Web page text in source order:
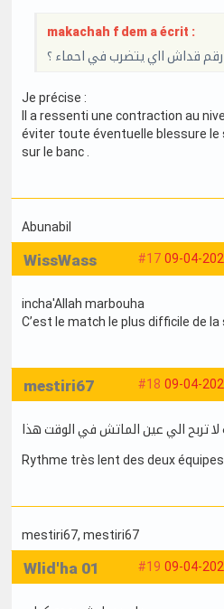
makachah f dem a écrit :
رقم قداش ااي يتضرب في احماء ؟
Je précise :
Il a ressenti une contraction au
éviter toute éventuelle blessure
sur le banc .
Abunabil
#17 09-04-
WissWass
incha'Allah marbouha
C’est le match le plus difficile de la
#18 09-04-
mestiri67
Rythme très lent des deux équipes
mestiri67, mestiri67
#19 09-04-
Wlid'ha 01